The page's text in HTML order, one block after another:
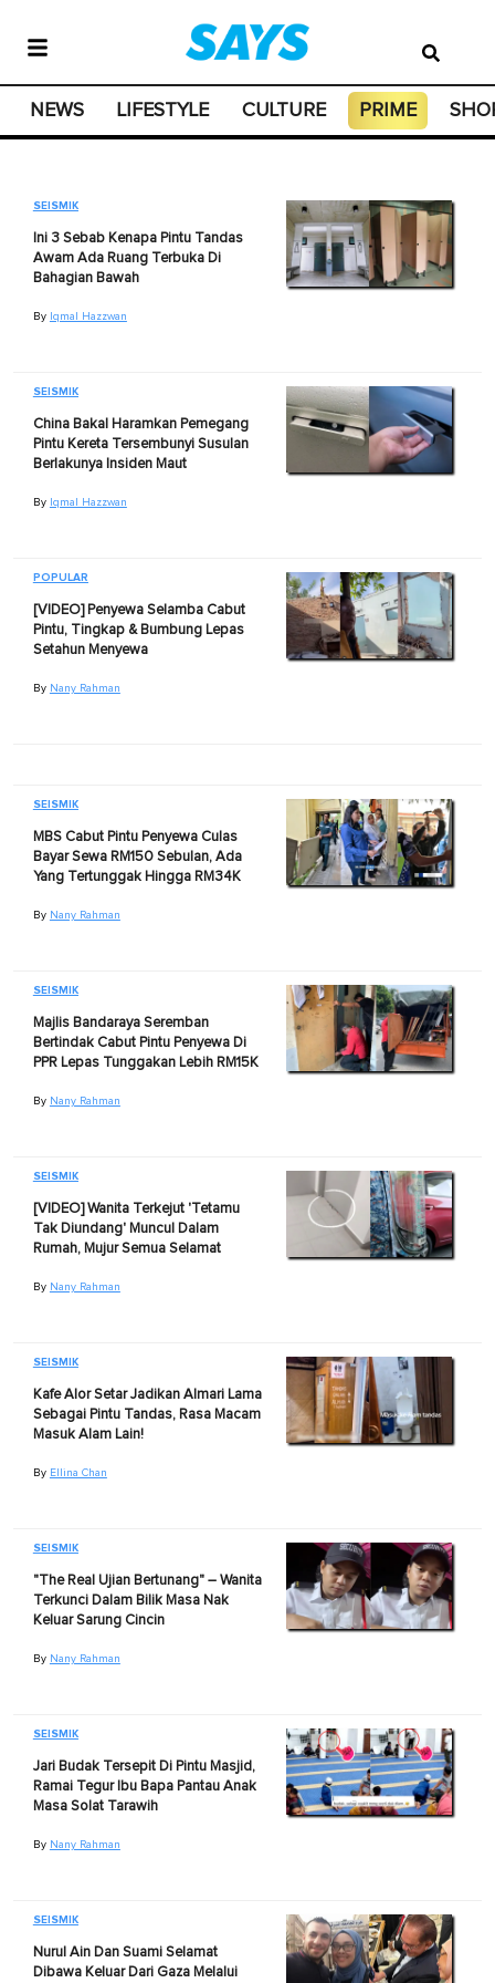
NEWS LIFESTYLE CULTURE PRIME
SEISMIK
Ini 3 Sebab Kenapa Pintu Tandas
Awam Ada Ruang Terbuka Di
Bahagian Bawah
By Iqmal Hazzwan
SEISMIK
China Bakal Haramkan Pemegang
Pintu Kereta Tersembunyi Susulan
Berlakunya Insiden Maut
By Iqmal Hazzwan
POPULAR
[VIDEO] Penyewa Selamba Cabut
Pintu, Tingkap & Bumbung Lepas
Setahun Menyewa
By Nany Rahman
SEISMIK
MBS Cabut Pintu Penyewa Culas
Bayar Sewa RM150 Sebulan, Ada
Yang Tertunggak Hingga RM34K
By Nany Rahman
SEISMIK
Majlis Bandaraya Seremban
Bertindak Cabut Pintu Penyewa Di
PPR Lepas Tunggakan Lebih RM15K
By Nany Rahman
SEISMIK
[VIDEO] Wanita Terkejut 'Tetamu
Tak Diundang' Muncul Dalam
Rumah, Mujur Semua Selamat
By Nany Rahman
SEISMIK
Kafe Alor Setar Jadikan Almari Lama
Sebagai Pintu Tandas, Rasa Macam
Masuk Alam Lain!
By Ellina Chan
SEISMIK
"The Real Ujian Bertunang" – Wanita
Terkunci Dalam Bilik Masa Nak
Keluar Sarung Cincin
By Nany Rahman
SEISMIK
Jari Budak Tersepit Di Pintu Masjid,
Ramai Tegur Ibu Bapa Pantau Anak
Masa Solat Tarawih
By Nany Rahman
SEISMIK
Nurul Ain Dan Suami Selamat
Dibawa Keluar Dari Gaza Melalui